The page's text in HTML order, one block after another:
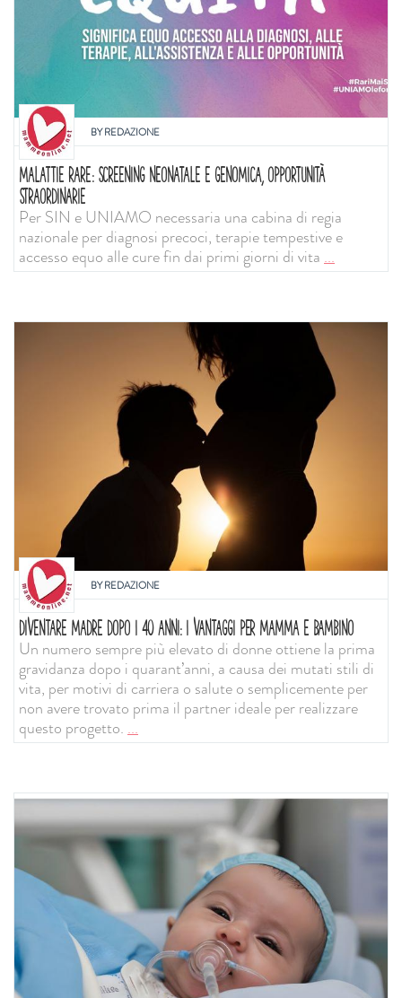
BYREDAZIONE
MALATTIE RARE: SCREENING NEONATALE E GENOMICA, OPPORTUNITÀ
STRAORDINARIE
Per SIN e UNIAMO necessaria una cabina di regia
nazionale per diagnosi precoci, terapie tempestive e
accesso equo alle cure fin dai primi giorni di vita ...
BYREDAZIONE
DIVENTARE MADRE DOPO I 40 ANNI: I VANTAGGI PER MAMMA E BAMBINO
Un numero sempre più elevato di donne ottiene la prima
gravidanza dopo i quarant’anni, a causa dei mutati stili di
vita, per motivi di carriera o salute o semplicemente per
non avere trovato prima il partner ideale per realizzare
questo progetto....